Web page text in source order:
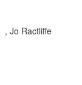
Jo Ractliffe